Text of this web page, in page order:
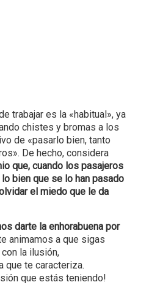
trabajar es la «habitual», ya
chistes y bromas a los
de «pasarlo bien, tanto
De hecho, considera
que, cuando los pasajeros
bien que se lo han pasado
el miedo que le da
darte la enhorabuena por
animamos a que sigas
la ilusión,
que te caracteriza.
que estás teniendo!